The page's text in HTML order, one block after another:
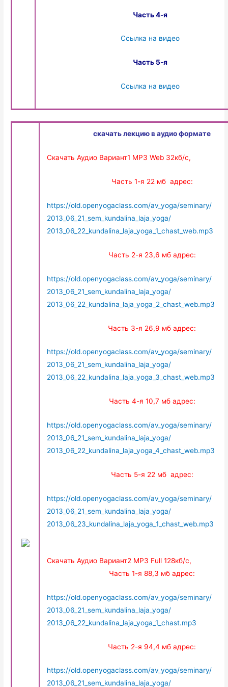
Часть 4-я
Ссылка на видео
Часть 5-я
Ссылка на видео
скачать лекцию в аудио формате
Скачать Аудио Вариант1 MP3 Web 32кб/с,
Часть 1-я 22 мб адрес:
https://old.openyogaclass.com/av_yoga/seminary/
2013_06_21_sem_kundalina_laja_yoga/
2013_06_22_kundalina_laja_yoga_1_chast_web.mp3
Часть 2-я 23,6 мб адрес:
https://old.openyogaclass.com/av_yoga/seminary/
2013_06_21_sem_kundalina_laja_yoga/
2013_06_22_kundalina_laja_yoga_2_chast_web.mp3
Часть 3-я 26,9 мб адрес:
https://old.openyogaclass.com/av_yoga/seminary/
2013_06_21_sem_kundalina_laja_yoga/
2013_06_22_kundalina_laja_yoga_3_chast_web.mp3
Часть 4-я 10,7 мб адрес:
https://old.openyogaclass.com/av_yoga/seminary/
2013_06_21_sem_kundalina_laja_yoga/
2013_06_22_kundalina_laja_yoga_4_chast_web.mp3
Часть 5-я 22 мб адрес:
https://old.openyogaclass.com/av_yoga/seminary/
2013_06_21_sem_kundalina_laja_yoga/
2013_06_23_kundalina_laja_yoga_1_chast_web.mp3
Скачать Аудио Вариант2 MP3 Full 128кб/с,
Часть 1-я 88,3 мб адрес:
https://old.openyogaclass.com/av_yoga/seminary/
2013_06_21_sem_kundalina_laja_yoga/
2013_06_22_kundalina_laja_yoga_1_chast.mp3
Часть 2-я 94,4 мб адрес:
https://old.openyogaclass.com/av_yoga/seminary/
2013_06_21_sem_kundalina_laja_yoga/